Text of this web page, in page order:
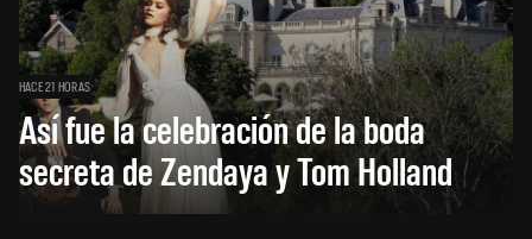
HACE 21 HORAS
Así fue la celebración de la boda
secreta de Zendaya y Tom Holland